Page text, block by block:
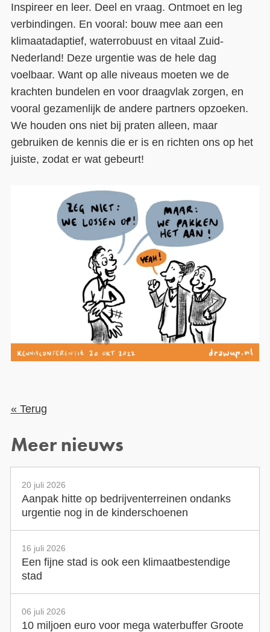
Inspireer en leer. Deel en vraag. Ontmoet en leg
verbindingen. En vooral: bouw mee aan een
klimaatadaptief, waterrobuust en vitaal Zuid-
Nederland! Deze urgentie was de hele dag
voelbaar. Want op alle niveaus moeten we de
krachten bundelen en voor draagvlak zorgen, en
vooral gezamenlijk de andere partners opzoeken.
We houden ons niet bij praten alleen, maar
gebruiken de kennis die er is en richten ons op het
juiste, zodat er wat gebeurt!
« Terug
Meer nieuws
20 juli 2026
Aanpak hitte op bedrijventerreinen ondanks
urgentie nog in de kinderschoenen
16 juli 2026
Een fijne stad is ook een klimaatbestendige
stad
06 juli 2026
10 miljoen euro voor mega waterbuffer Groote